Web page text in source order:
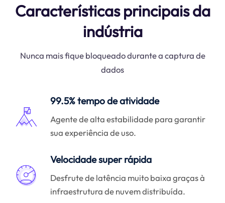
Características principais da
indústria
Nunca mais fique bloqueado durante a captura de
dados
99.5% tempo de atividade
Agente de alta estabilidade para garantir
sua experiência de uso.
Velocidade super rápida
Desfrute de latência muito baixa graças à
infraestrutura de nuvem distribuída.